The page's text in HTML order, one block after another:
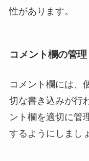
性があります。
コメント欄の管理
コメント欄には、
切な書き込みが行
ント欄を適切に管
するようにしまし